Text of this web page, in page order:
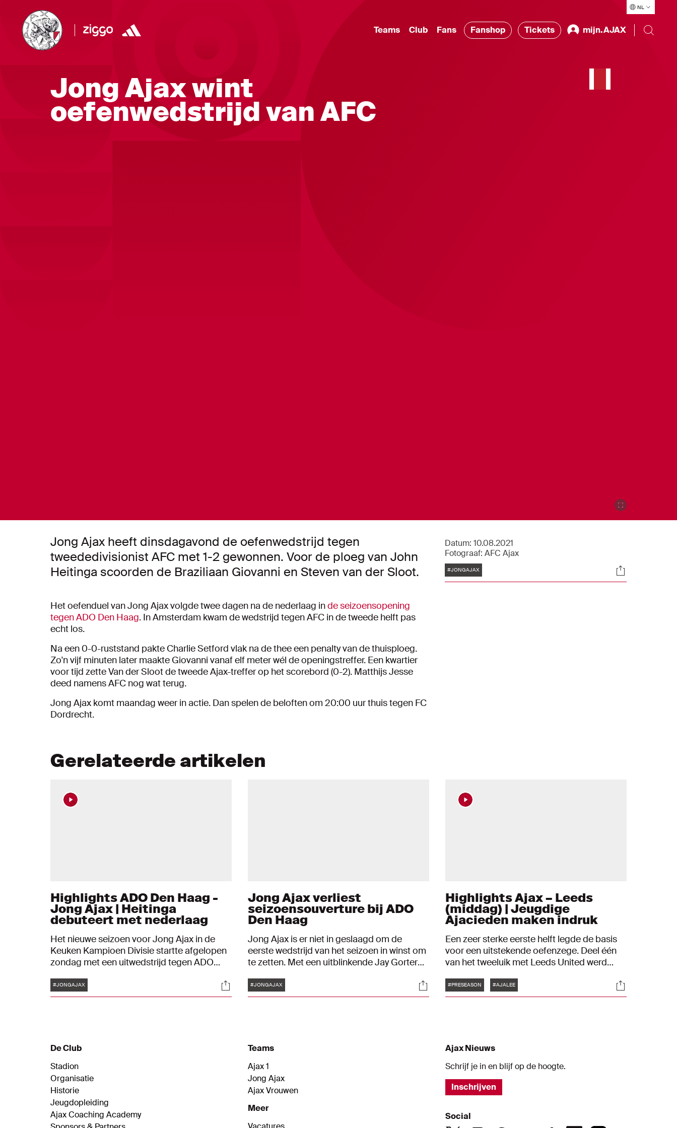
NL
Teams Club Fans Fanshop Tickets mijn.AJAX
Jong Ajax wint
oefenwedstrijd van AFC
Jong Ajax heeft dinsdagavond de oefenwedstrijd tegen
tweededivisionist AFC met 1-2 gewonnen. Voor de ploeg van John
Heitinga scoorden de Braziliaan Giovanni en Steven van der Sloot.
Datum: 10.08.2021
Fotograaf: AFC Ajax
Tags
#JONGAJAX Socials
Het oefenduel van Jong Ajax volgde twee dagen na de nederlaag inde seizoensopening
tegen ADO Den Haag. In Amsterdam kwam de wedstrijd tegen AFC in de tweede helft pas
echt los.
Na een 0-0-ruststand pakte Charlie Setford vlak na de thee een penalty van de thuisploeg.
Zo'n vijf minuten later maakte Giovanni vanaf elf meter wél de openingstreffer. Een kwartier
voor tijd zette Van der Sloot de tweede Ajax-treffer op het scorebord (0-2). Matthijs Jesse
deed namens AFC nog wat terug.
Jong Ajax komt maandag weer in actie. Dan spelen de beloften om 20:00 uur thuis tegen FC
Dordrecht.
Gerelateerde artikelen
Highlights ADO Den Haag -
Jong Ajax | Heitinga
debuteert met nederlaag
Het nieuwe seizoen voor Jong Ajax in de
Keuken Kampioen Divisie startte afgelopen
zondag met een uitwedstrijd tegen ADO
goed voor de dag kwam, kon hij een 2-0-
nederlaag in de Hofstad niet voorkomen.
Tags
#JONGAJAX Socials
Jong Ajax verliest
seizoensouverture bij ADO
Den Haag
Jong Ajax is er niet in geslaagd om de
eerste wedstrijd van het seizoen in winst om
te zetten. Met een uitblinkende Jay Gorter
goed mee met de degradant van vorig
seizoen, maar gingen de Ajacieden toch met
Tags
#JONGAJAX Socials
Highlights Ajax – Leeds
(middag) | Jeugdige
Ajacieden maken indruk
Een zeer sterke eerste helft legde de basis
voor een uitstekende oefenzege. Deel één
van het tweeluik met Leeds United werd
overtuigend gewonnen: 3-1. Een aantal
jongelingen maakte een sterke indruk.
Tags
#PRESEASON #AJALEE Socials
De Club
Stadion
Organisatie
Historie
Jeugdopleiding
Ajax Coaching Academy
Teams
Ajax 1
Jong Ajax
Ajax Vrouwen
Meer
Ajax Nieuws
Schrijf je in en blijf op de hoogte.
Inschrijven
Social